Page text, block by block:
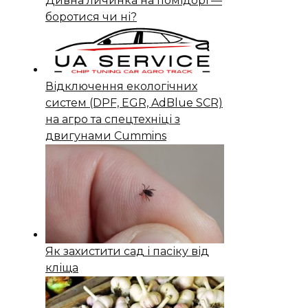
боротися чи ні?
Відключення екологічних
систем (DPF, EGR, AdBlue SCR)
на агро та спецтехніці з
двигунами Cummins
Як захистити сад і пасіку від
кліща